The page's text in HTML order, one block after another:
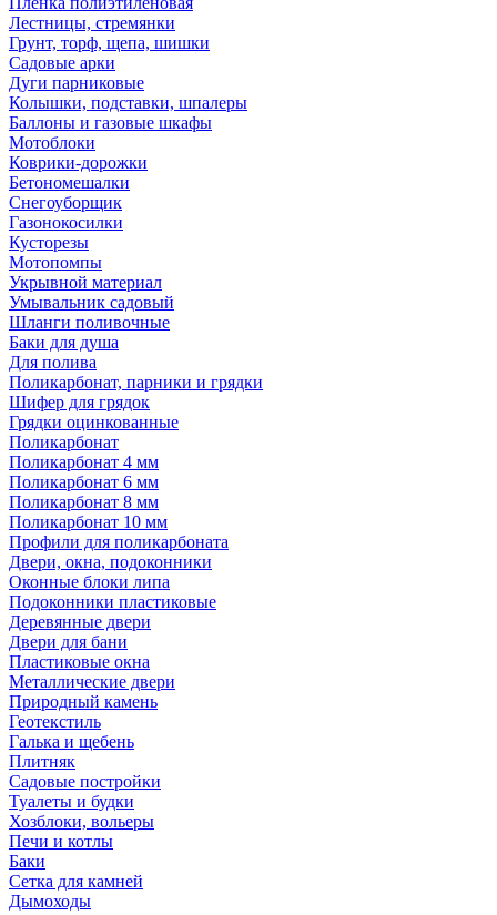
Лестницы, стремянки
Грунт, торф, щепа, шишки
Садовые арки
Дуги парниковые
Колышки, подставки, шпалеры
Баллоны и газовые шкафы
Мотоблоки
Коврики-дорожки
Бетономешалки
Снегоуборщик
Газонокосилки
Кусторезы
Мотопомпы
Укрывной материал
Умывальник садовый
Шланги поливочные
Баки для душа
Для полива
Поликарбонат, парники и грядки
Шифер для грядок
Грядки оцинкованные
Поликарбонат
Поликарбонат 4 мм
Поликарбонат 6 мм
Поликарбонат 8 мм
Поликарбонат 10 мм
Профили для поликарбоната
Двери, окна, подоконники
Оконные блоки липа
Подоконники пластиковые
Деревянные двери
Двери для бани
Пластиковые окна
Металлические двери
Природный камень
Геотекстиль
Галька и щебень
Плитняк
Садовые постройки
Туалеты и будки
Хозблоки, вольеры
Печи и котлы
Баки
Сетка для камней
Дымоходы